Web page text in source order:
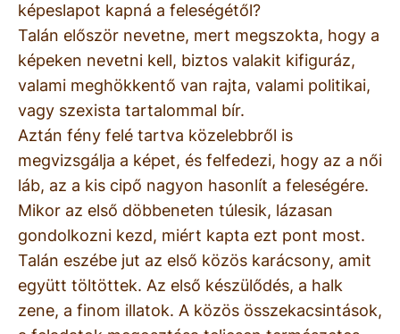
képeslapot kapná a feleségétől?
Talán először nevetne, mert megszokta, hogy a
képeken nevetni kell, biztos valakit kifiguráz,
valami meghökkentő van rajta, valami politikai,
vagy szexista tartalommal bír.
Aztán fény felé tartva közelebbről is
megvizsgálja a képet, és felfedezi, hogy az a női
láb, az a kis cipő nagyon hasonlít a feleségére.
Mikor az első döbbeneten túlesik, lázasan
gondolkozni kezd, miért kapta ezt pont most.
Talán eszébe jut az első közös karácsony, amit
együtt töltöttek. Az első készülődés, a halk
zene, a finom illatok. A közös összekacsintások,